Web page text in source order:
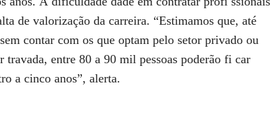
de valorização da carreira. “Estimamos que, até
contar com os que optam pelo setor privado ou
travada, entre 80 a 90 mil pessoas poderão fi car
a cinco anos”, alerta.